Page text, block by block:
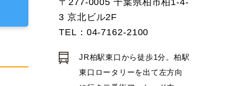
〒277-0005 千葉県柏市柏1-4-
3 京北ビル2F
TEL：04-7162-2100
JR柏駅東口から徒歩1分。柏駅
東口ロータリーを出て左方向